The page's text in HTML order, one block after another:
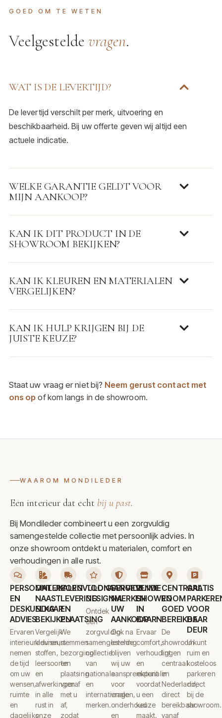
GOED OM TE WETEN
Veelgestelde vragen.
WAT IS DE LEVERTIJD?
De levertijd verschilt per merk, uitvoering en
beschikbaarheid. Bij uw offerte geven wij altijd een
actuele indicatie.
WELKE GARANTIE GELDT VOOR
MIJN AANKOOP?
KAN IK DIT PRODUCT IN DE
SHOWROOM BEKIJKEN?
KAN IK KLEUREN EN MATERIALEN
VERGELIJKEN?
KAN IK HULP KRIJGEN BIJ DE
JUISTE KEUZE?
Staat uw vraag er niet bij? Neem gerust contact met
ons op of kom langs in de showroom.
WAAROM MONDILEDER
Een interieur dat echt bij u past.
Bij Mondileder combineert u een zorgvuldig
samengestelde collectie met persoonlijk advies. In
onze showroom ontdekt u materialen, comfort en
verhoudingen in alle rust.
PERSOONLIJK
EN
DESKUNDIG
ADVIES
Ervaren
interieuradviseurs
nemen
de tijd
om uw
wensen,
ruimte
en
dagelijks
MATERIALEN
NAAST
ELKAAR
BEKIJKEN
Vergelijk
kleuren,
stoffen,
leersoorten
en
afwerkingen
in alle
rust in
onze
ZORGVULDIGE
LEVERING
EN
PLAATSING
We
stemmen
bezorging
en
plaatsing
vooraf
met u
af,
zodat
TOONAANGEVENDE
DESIGNMERKEN
Ontdek
een
zorgvuldig
samengestelde
collectie
van
nationale
en
internationale
merken.
SERVICE
NA
UW
AANKOOP
Ook na
levering
blijven
wij uw
aanspreekpunt
voor
vragen,
onderhoud
en
RUIME
SHOWROOM
IN
BAARN
Ervaar
comfort,
verhoudingen
en
materialen
voordat
u een
keuze
maakt.
CENTRAAL
EN
GOED
BEREIKBAAR
De
showroom
ligt
centraal
in
Nederland,
direct
bereikbaar
vanaf
GRATIS
VOOR
DE
DEUR
U kunt
ruim en
kosteloos
parkeren
direct
bij de
showroom.